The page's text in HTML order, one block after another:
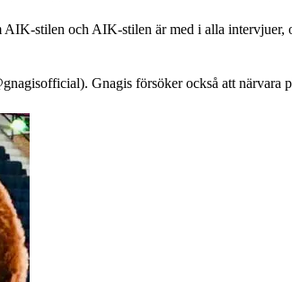
stilen och AIK-stilen är med i alla intervjuer,
Gnagis försöker också att närvara